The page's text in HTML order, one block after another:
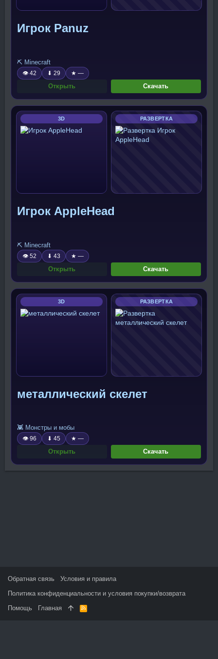
Игрок Panuz
⛏️ Minecraft
👁 42 ⬇ 29 ★ —
Открыть Скачать
3D РАЗВЕРТКА
Игрок AppleHead
⛏️ Minecraft
👁 52 ⬇ 43 ★ —
Открыть Скачать
3D РАЗВЕРТКА
металлический скелет
👾 Монстры и мобы
👁 96 ⬇ 45 ★ —
Открыть Скачать
Обратная связь
Условия и правила
Политика конфиденциальности и условия покупки/возврата
Помощь
Главная
R